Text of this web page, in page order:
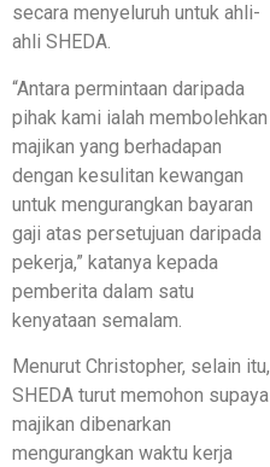
secara menyeluruh untuk ahli-
ahli SHEDA.
“Antara permintaan daripada
pihak kami ialah membolehkan
majikan yang berhadapan
dengan kesulitan kewangan
untuk mengurangkan bayaran
gaji atas persetujuan daripada
pekerja,” katanya kepada
pemberita dalam satu
kenyataan semalam.
Menurut Christopher, selain itu,
SHEDA turut memohon supaya
majikan dibenarkan
mengurangkan waktu kerja